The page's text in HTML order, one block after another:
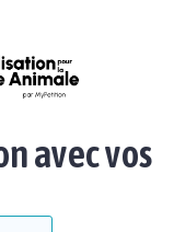
avec vos